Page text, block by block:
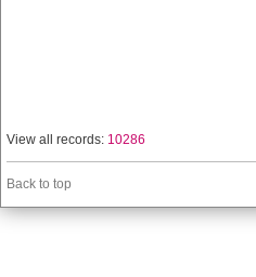
View all records: 10286
Back to top